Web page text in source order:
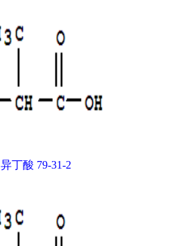
异丁酸 79-31-2